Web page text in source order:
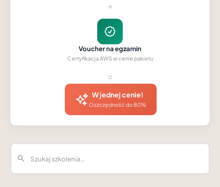
+
Voucher na egzamin
Certyfikacja AWS w cenie pakietu
=
W jednej cenie!
Oszczędność do 80%